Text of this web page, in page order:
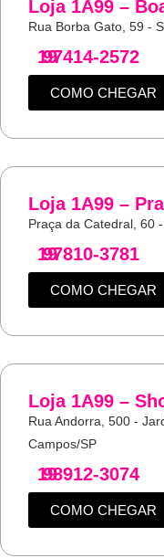
Loja 1A99 –
Rua Borba Gato, 59 -
19
97414-2572
COMO CHEGAR
Loja 1A99 –
Praça da Catedral, 60
19
97810-3781
COMO CHEGAR
Loja 1A99 –
Rua Andorra, 500 -
Campos/SP
19
98912-3074
COMO CHEGAR